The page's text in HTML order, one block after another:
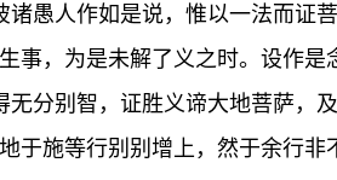
愚人作如是说，惟以一法而证
事，为是未解了义之时。设作
分别智，证胜义谛大地菩萨，
于施等行别别增上，然于余行非